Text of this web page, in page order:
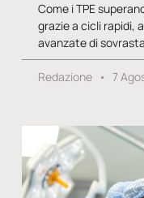
Come i TPE
grazie a cicli rapidi,
avanzate di
Redazione 7